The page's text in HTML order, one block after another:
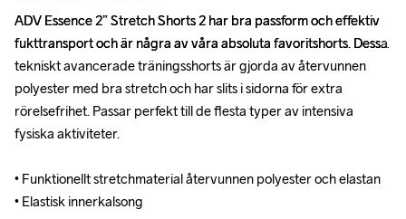
ADV Essence 2” Stretch Shorts 2 har bra passform och effektiv
fukttransport och är några av våra absoluta favoritshorts. Dessa
tekniskt avancerade träningsshorts är gjorda av återvunnen
polyester med bra stretch och har slits i sidorna för extra
rörelsefrihet. Passar perfekt till de flesta typer av intensiva
fysiska aktiviteter.
• Funktionellt stretchmaterial återvunnen polyester och elastan
• Elastisk innerkalsong
ADV Essence 2” Stretch Shorts 2 har bra passform och effektiv
fukttransport och är några av våra absoluta favoritshorts. Dessa
tekniskt avancerade träningsshorts är gjorda av återvunnen
polyester med bra stretch och har slits i sidorna för extra
rörelsefrihet. Passar perfekt till de flesta typer av intensiva
fysiska aktiviteter.
• Funktionellt stretchmaterial återvunnen polyester och elastan
• Elastisk innerkalsong